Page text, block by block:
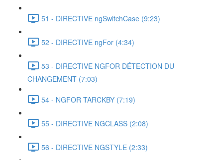
51 - DIRECTIVE ngSwitchCase (9:23)
52 - DIRECTIVE ngFor (4:34)
53 - DIRECTIVE NGFOR DÉTECTION DU
CHANGEMENT (7:03)
54 - NGFOR TARCKBY (7:19)
55 - DIRECTIVE NGCLASS (2:08)
56 - DIRECTIVE NGSTYLE (2:33)